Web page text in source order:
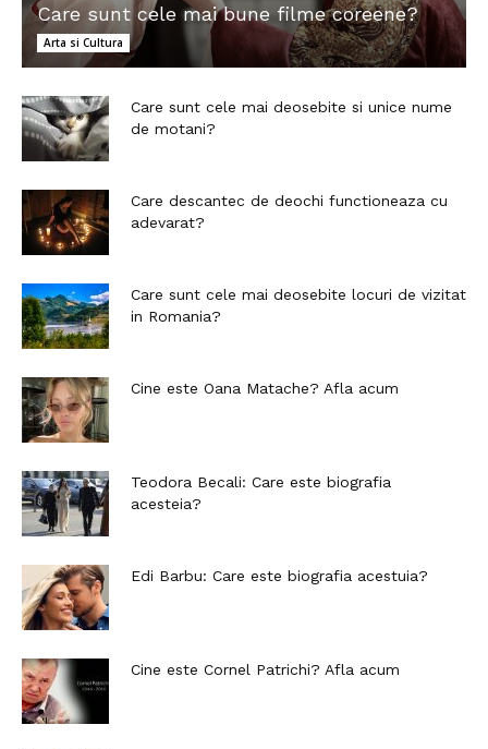
Care sunt cele mai bune filme coreene?
Arta si Cultura
Care sunt cele mai deosebite si unice nume
de motani?
Care descantec de deochi functioneaza cu
adevarat?
Care sunt cele mai deosebite locuri de vizitat
in Romania?
Cine este Oana Matache? Afla acum
Teodora Becali: Care este biografia
acesteia?
Edi Barbu: Care este biografia acestuia?
Cine este Cornel Patrichi? Afla acum